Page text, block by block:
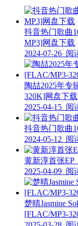
抖音热门歌曲
MP3]网盘下载
2024-07-26 阅
陶喆2025年专
320K]网盘下载
2025-04-15 阅
抖音热门歌曲
2024-05-12 阅
黄新淳首张EP
2025-04-09 阅
楚晴Jasmine
[FLAC/MP3-